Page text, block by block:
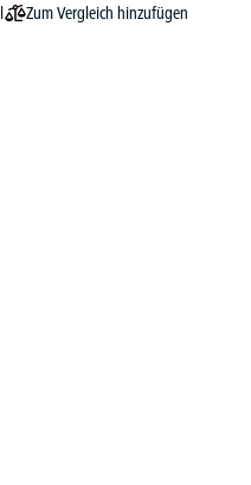
Zum Vergleich hinzufügen